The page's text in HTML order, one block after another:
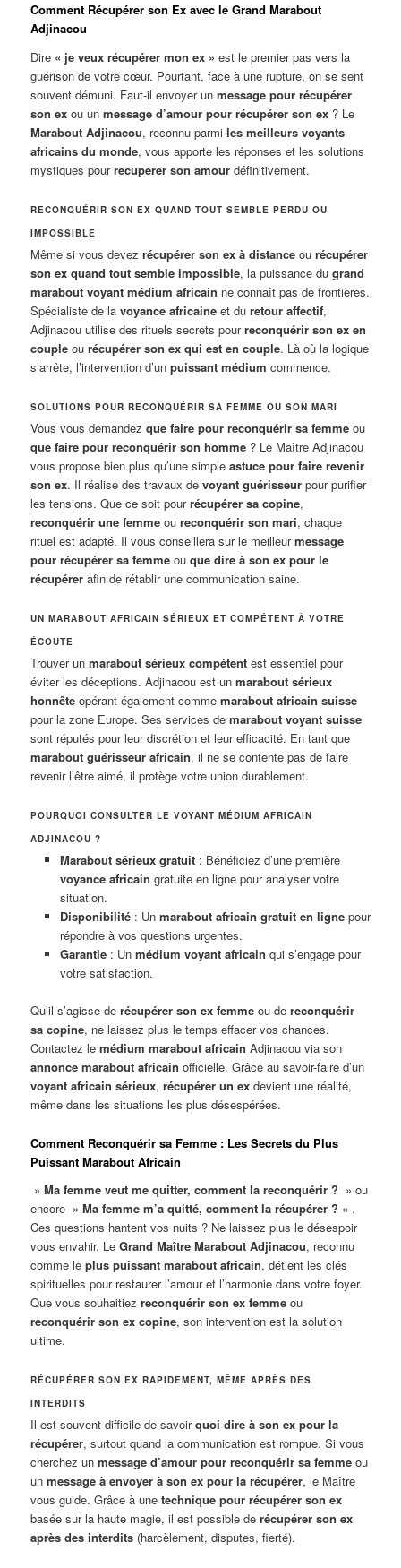
Comment Récupérer son Ex avec le Grand Marabout
Adjinacou
Dire « je veux récupérer mon ex » est le premier pas vers la
guérison de votre cœur. Pourtant, face à une rupture, on se sent
souvent démuni. Faut-il envoyer unmessage pour récupérer
son ex ou unmessage d’amour pour récupérer son ex ? Le
Marabout Adjinacou, reconnu parmiles meilleurs voyants
africains du monde, vous apporte les réponses et les solutions
mystiques pourrecuperer son amour définitivement.
RECONQUÉRIR SON EX QUAND TOUT SEMBLE PERDU OU
IMPOSSIBLE
Même si vous devezrécupérer son ex à distance ourécupérer
son ex quand tout semble impossible, la puissance dugrand
marabout voyant médium africain ne connaît pas de frontières.
Spécialiste de lavoyance africaine et duretour affectif,
Adjinacou utilise des rituels secrets pourreconquérir son ex en
couple ourécupérer son ex qui est en couple. Là où la logique
s’arrête, l’intervention d’unpuissant médium commence.
SOLUTIONS POUR RECONQUÉRIR SA FEMME OU SON MARI
Vous vous demandezque faire pour reconquérir sa femme ou
que faire pour reconquérir son homme ? Le Maître Adjinacou
vous propose bien plus qu’une simpleastuce pour faire revenir
son ex. Il réalise des travaux devoyant guérisseur pour purifier
les tensions. Que ce soit pourrécupérer sa copine,
reconquérir une femme oureconquérir son mari, chaque
rituel est adapté. Il vous conseillera sur le meilleurmessage
pour récupérer sa femme ouque dire à son ex pour le
récupérer afin de rétablir une communication saine.
UN MARABOUT AFRICAIN SÉRIEUX ET COMPÉTENT À VOTRE
ÉCOUTE
Trouver unmarabout sérieux compétent est essentiel pour
éviter les déceptions. Adjinacou est unmarabout sérieux
honnête opérant également commemarabout africain suisse
pour la zone Europe. Ses services demarabout voyant suisse
sont réputés pour leur discrétion et leur efficacité. En tant que
marabout guérisseur africain, il ne se contente pas de faire
revenir l’être aimé, il protège votre union durablement.
POURQUOI CONSULTER LE VOYANT MÉDIUM AFRICAIN
ADJINACOU ?
Marabout sérieux gratuit: Bénéficiez d’une première
voyance africain gratuite en ligne pour analyser votre
situation.
Disponibilité: Un marabout africain gratuit en lignepour
répondre à vos questions urgentes.
Garantie: Un médium voyant africain qui s’engage pour
votre satisfaction.
Qu’il s’agisse derécupérer son ex femme ou dereconquérir
sa copine, ne laissez plus le temps effacer vos chances.
Contactez lemédium marabout africain Adjinacou via son
annonce marabout africain officielle. Grâce au savoir-faire d’un
voyant africain sérieux,récupérer un ex devient une réalité,
même dans les situations les plus désespérées.
Comment Reconquérir sa Femme : Les Secrets du Plus
Puissant Marabout Africain
»Ma femme veut me quitter, comment la reconquérir ? » ou
encore »Ma femme m’a quitté, comment la récupérer ? « .
Ces questions hantent vos nuits ? Ne laissez plus le désespoir
vous envahir. LeGrand Maître Marabout Adjinacou, reconnu
comme leplus puissant marabout africain, détient les clés
spirituelles pour restaurer l’amour et l’harmonie dans votre foyer.
Que vous souhaitiezreconquérir son ex femme ou
reconquérir son ex copine, son intervention est la solution
ultime.
RÉCUPÉRER SON EX RAPIDEMENT, MÊME APRÈS DES
INTERDITS
Il est souvent difficile de savoirquoi dire à son ex pour la
récupérer, surtout quand la communication est rompue. Si vous
cherchez unmessage d’amour pour reconquérir sa femme ou
unmessage à envoyer à son ex pour la récupérer, le Maître
vous guide. Grâce à unetechnique pour récupérer son ex
basée sur la haute magie, il est possible derécupérer son ex
après des interdits (harcèlement, disputes, fierté).